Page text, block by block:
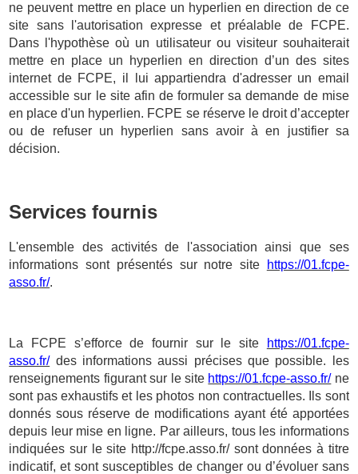
ne peuvent mettre en place un hyperlien en direction de ce
site sans l'autorisation expresse et préalable de FCPE.
Dans l'hypothèse où un utilisateur ou visiteur souhaiterait
mettre en place un hyperlien en direction d’un des sites
internet de FCPE, il lui appartiendra d'adresser un email
accessible sur le site afin de formuler sa demande de mise
en place d'un hyperlien. FCPE se réserve le droit d’accepter
ou de refuser un hyperlien sans avoir à en justifier sa
décision.
Services fournis
L'ensemble des activités de l'association ainsi que ses
informations sont présentés sur notre site
https://01.fcpe-
asso.fr/.
La FCPE s’efforce de fournir sur le site
https://01.fcpe-
asso.fr/des informations aussi précises que possible. les
renseignements figurant sur le site https://01.fcpe-asso.fr/ne
sont pas exhaustifs et les photos non contractuelles. Ils sont
donnés sous réserve de modifications ayant été apportées
depuis leur mise en ligne. Par ailleurs, tous les informations
indiquées sur le site http://fcpe.asso.fr/ sont données à titre
indicatif, et sont susceptibles de changer ou d’évoluer sans